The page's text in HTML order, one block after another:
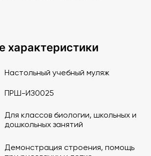
характеристики
Настольный учебный муляж
ПРШ-ИЗ0025
Для классов биологии, школьных и
дошкольных занятий
Демонстрация строения, помощь